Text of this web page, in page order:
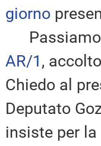
giorno
Passiamo
AR/1,
Chiedo al
Deputato
insiste per